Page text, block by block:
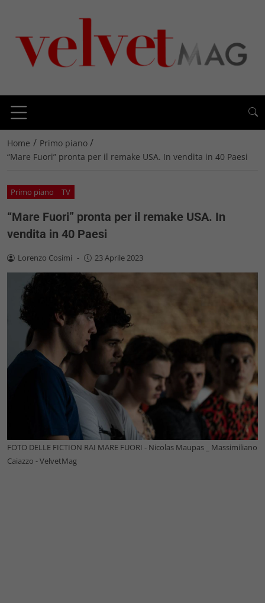
Home / Primo piano /
“Mare Fuori” pronta per il remake USA. In vendita in 40 Paesi
Primo piano TV
“Mare Fuori” pronta per il remake USA. In
vendita in 40 Paesi
Lorenzo Cosimi - 23 Aprile 2023
FOTO DELLE FICTION RAI MARE FUORI - Nicolas Maupas _ Massimiliano
Caiazzo - VelvetMag